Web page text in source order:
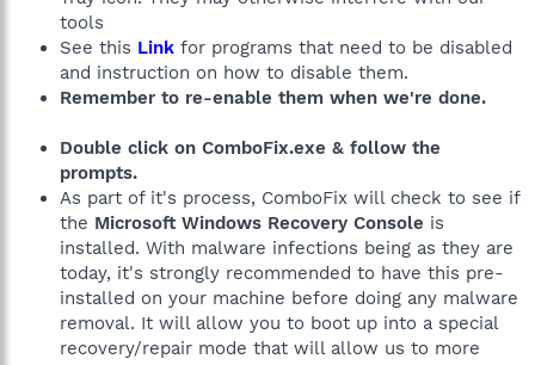
tools
See this Link for programs that need to be disabled
and instruction on how to disable them.
Remember to re-enable them when we're done.
Double click on ComboFix.exe & follow the
prompts.
As part of it's process, ComboFix will check to see if
the Microsoft Windows Recovery Console is
installed. With malware infections being as they are
today, it's strongly recommended to have this pre-
installed on your machine before doing any malware
removal. It will allow you to boot up into a special
recovery/repair mode that will allow us to more